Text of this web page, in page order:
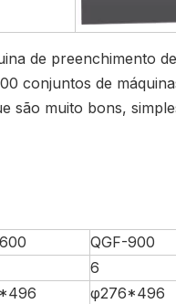
de preenchimento
conjuntos de
são muito bons,
QGF-900
6
φ276*496